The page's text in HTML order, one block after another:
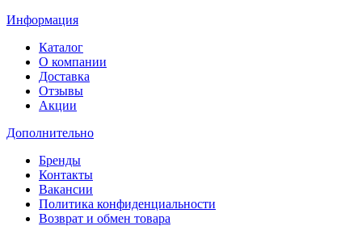
Информация
Каталог
О компании
Доставка
Отзывы
Акции
Дополнительно
Бренды
Контакты
Вакансии
Политика конфиденциальности
Возврат и обмен товара